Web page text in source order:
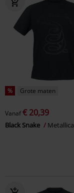
% Grote maten
Vanaf€ 20,39
Black Snake Metallica